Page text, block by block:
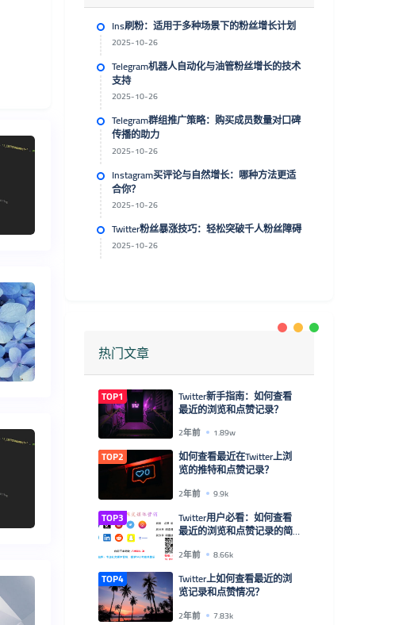
Ins刷粉：适用于多种场景下的粉丝增长计划
2025-10-26
Telegram机器人自动化与油管粉丝增长的技术
支持
2025-10-26
Telegram群组推广策略：购买成员数量对口碑
传播的助力
2025-10-26
Instagram买评论与自然增长：哪种方法更适
合你？
2025-10-26
Twitter粉丝暴涨技巧：轻松突破千人粉丝障碍
2025-10-26
热门文章
TOP1 Twitter新手指南：如何查看
最近的浏览和点赞记录？
2年前 1.89w
TOP2 如何查看最近在Twitter上浏
览的推特和点赞记录？
2年前 9.9k
TOP3 Twitter用户必看：如何查看
最近的浏览和点赞记录的简
2年前 8.66k
TOP4 Twitter上如何查看最近的浏
览记录和点赞情况？
2年前 7.83k